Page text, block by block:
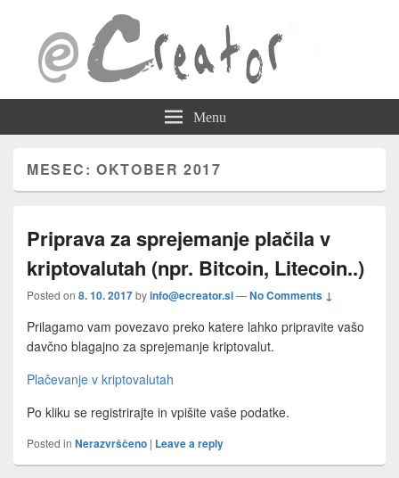
eCreator Blog Menu
MESEC: OKTOBER 2017
Priprava za sprejemanje plačila v
kriptovalutah (npr. Bitcoin, Litecoin..)
Posted on 8. 10. 2017byinfo@ecreator.si—No Comments ↓
Prilagamo vam povezavo preko katere lahko pripravite vašo
davčno blagajno za sprejemanje kriptovalut.
Plačevanje v kriptovalutah
Po kliku se registrirajte in vpišite vaše podatke.
Posted in Nerazvrščeno | Leave a reply